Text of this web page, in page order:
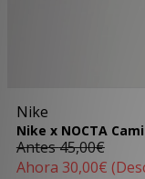
Nike
Nike x NOCTA
Antes45,00€
Ahora 30,00€